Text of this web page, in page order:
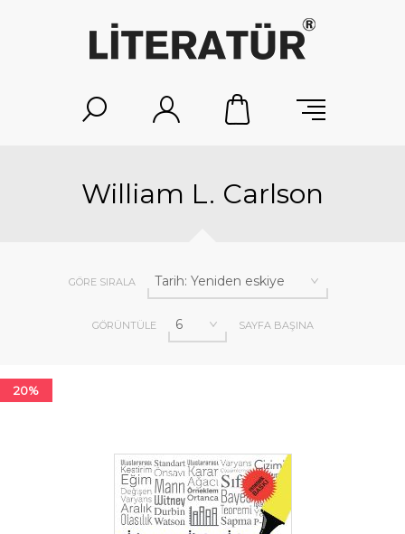
William L. Carlson
GÖRE SIRALA
GÖRÜNTÜLE SAYFA BAŞINA
20%